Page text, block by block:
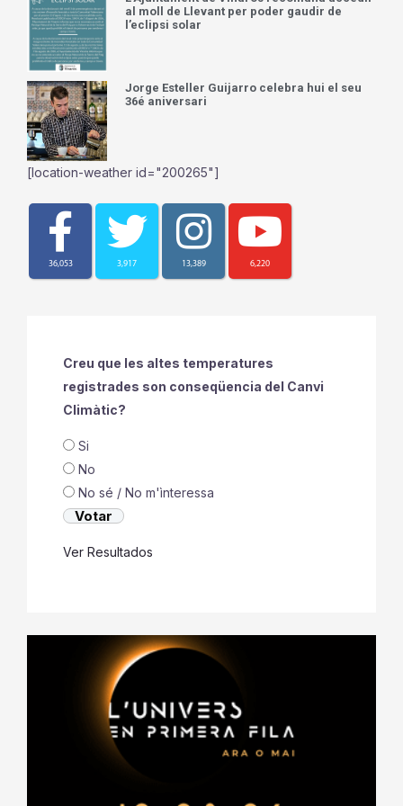
al moll de Llevant per poder gaudir de
l’eclipsi solar
Jorge Esteller Guijarro celebra hui el seu
36é aniversari
[location-weather id="200265"]
36,053 3,917 13,389 6,220
Creu que les altes temperatures
registrades son conseqüencia del Canvi
Climàtic?
Si
No
No sé / No m'ìnteressa
Ver Resultados